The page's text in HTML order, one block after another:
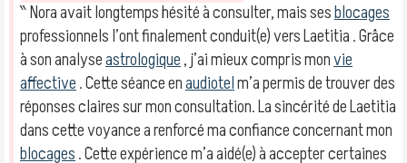
‶ Nora avait longtemps hésité à consulter, mais sesblocages
professionnels l’ont finalement conduit(e) vers Laetitia . Grâce
à son analyseastrologique, j’ai mieux compris monvie
affective. Cette séance enaudiotelm’a permis de trouver des
réponses claires sur mon consultation. La sincérité de Laetitia
dans cette voyance a renforcé ma confiance concernant mon
blocages. Cette expérience m’a aidé(e) à accepter certaines